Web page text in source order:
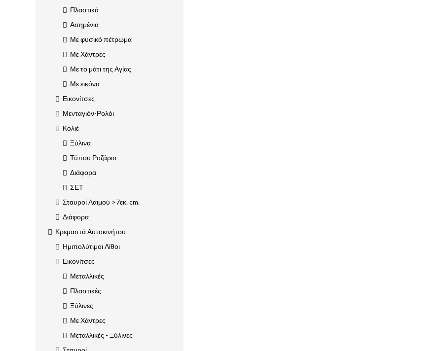
Πλαστικά
Ασημένια
Με φυσικό πέτρωμα
Με Χάντρες
Με το μάτι της Αγίας
Με εικόνα
Εικονίτσες
Μενταγιόν-Ρολόι
Κολιέ
Ξύλινα
Τύπου Ροζάριο
Διάφορα
ΣΕΤ
Σταυροί Λαιμού >7εκ. cm.
Διάφορα
Κρεμαστά Αυτοκινήτου
Ημιπολύτιμοι Λίθοι
Εικονίτσες
Μεταλλικές
Πλαστικές
Ξύλινες
Με Χάντρες
Μεταλλικές - Ξύλινες